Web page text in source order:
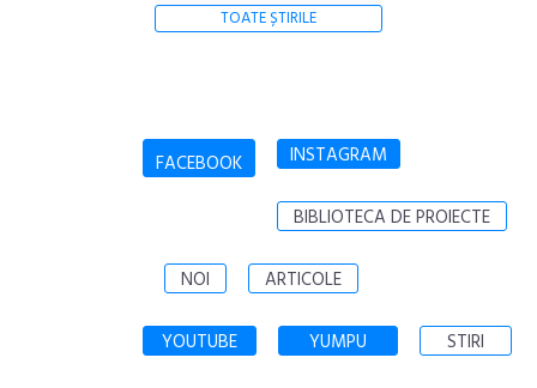
TOATE ȘTIRILE
FACEBOOK INSTAGRAM
BIBLIOTECA DE PROIECTE
NOI ARTICOLE
YOUTUBE YUMPU STIRI